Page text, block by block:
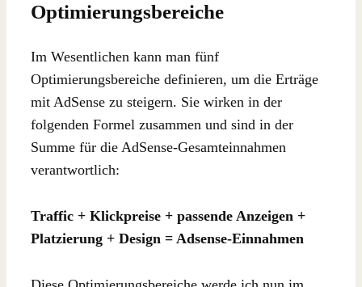
Optimierungsbereiche
Im Wesentlichen kann man fünf
Optimierungsbereiche definieren, um die Erträge
mit AdSense zu steigern. Sie wirken in der
folgenden Formel zusammen und sind in der
Summe für die AdSense-Gesamteinnahmen
verantwortlich:
Traffic + Klickpreise + passende Anzeigen +
Platzierung + Design = Adsense-Einnahmen